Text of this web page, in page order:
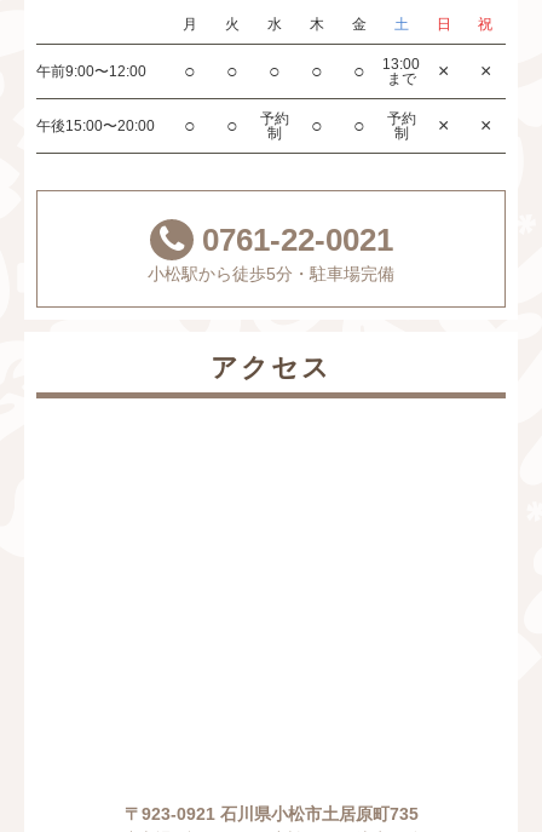
月 火 水 木 金 土 日 祝
午前9:00〜12:00 ○ ○ ○ ○ ○
13:00
まで
× ×
午後15:00〜20:00 ○ ○
予約
制
○ ○
予約
制
× ×
0761-22-0021
小松駅から徒歩5分・駐車場完備
アクセス
〒923-0921 石川県小松市土居原町735